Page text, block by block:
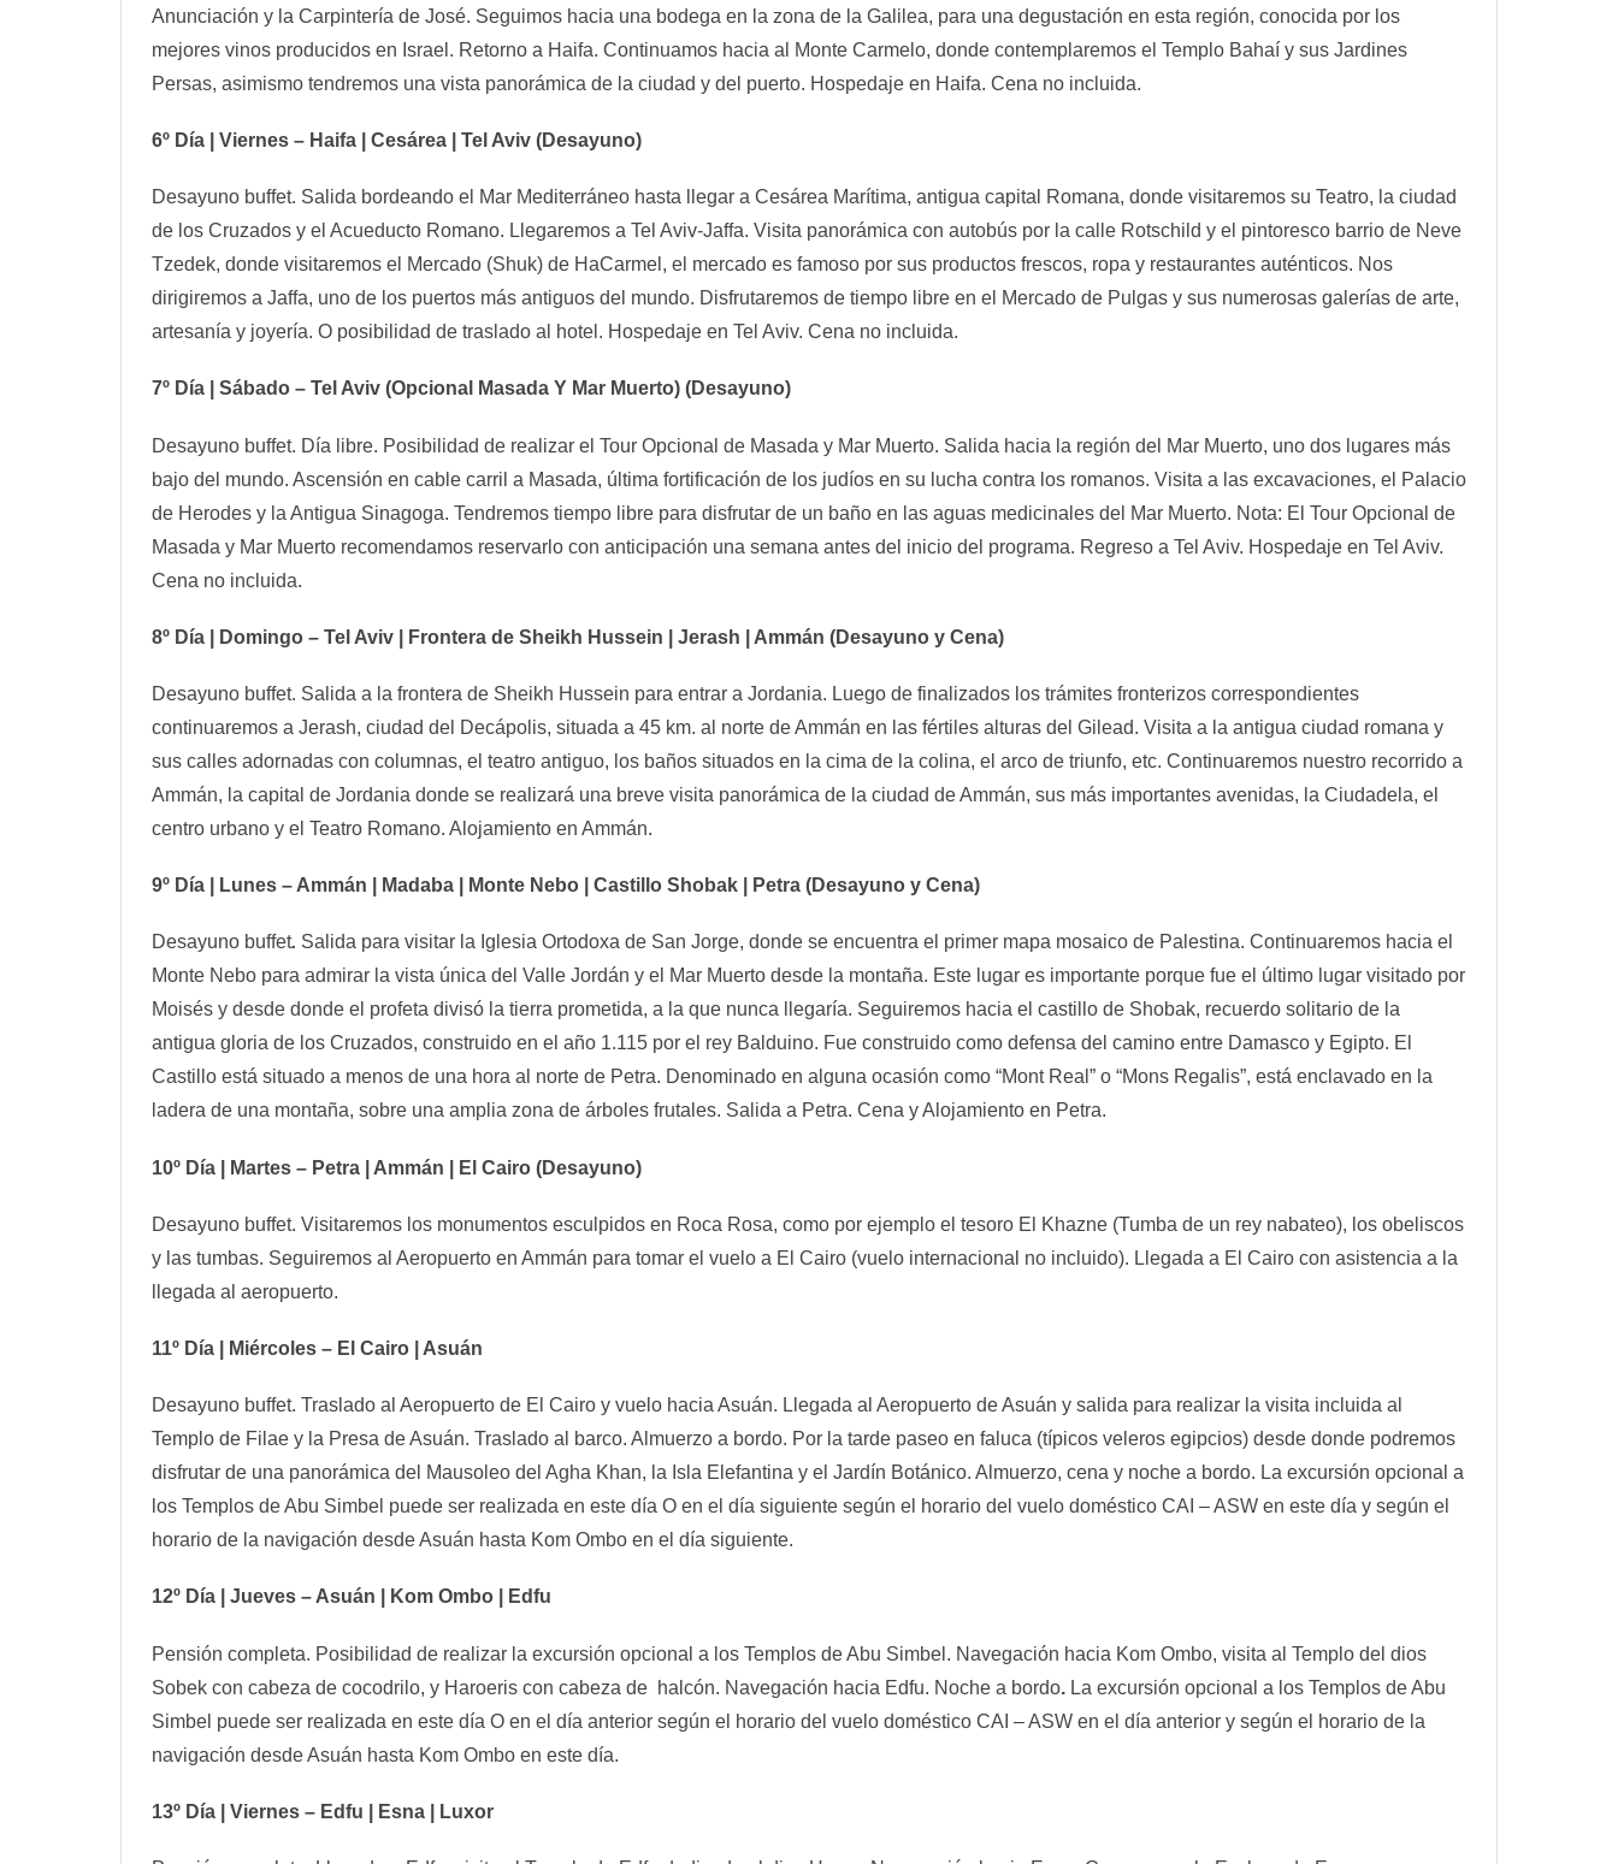
Anunciación y la Carpintería de José. Seguimos hacia una bodega en la zona de la Galilea, para una degustación en esta región, conocida por los
mejores vinos producidos en Israel. Retorno a Haifa. Continuamos hacia al Monte Carmelo, donde contemplaremos el Templo Bahaí y sus Jardines
Persas, asimismo tendremos una vista panorámica de la ciudad y del puerto. Hospedaje en Haifa. Cena no incluida.
6º Día | Viernes – Haifa | Cesárea | Tel Aviv (Desayuno)
Desayuno buffet. Salida bordeando el Mar Mediterráneo hasta llegar a Cesárea Marítima, antigua capital Romana, donde visitaremos su Teatro, la ciudad
de los Cruzados y el Acueducto Romano. Llegaremos a Tel Aviv-Jaffa. Visita panorámica con autobús por la calle Rotschild y el pintoresco barrio de Neve
Tzedek, donde visitaremos el Mercado (Shuk) de HaCarmel, el mercado es famoso por sus productos frescos, ropa y restaurantes auténticos. Nos
dirigiremos a Jaffa, uno de los puertos más antiguos del mundo. Disfrutaremos de tiempo libre en el Mercado de Pulgas y sus numerosas galerías de arte,
artesanía y joyería. O posibilidad de traslado al hotel. Hospedaje en Tel Aviv. Cena no incluida.
7º Día | Sábado – Tel Aviv (Opcional Masada Y Mar Muerto) (Desayuno)
Desayuno buffet. Día libre. Posibilidad de realizar el Tour Opcional de Masada y Mar Muerto. Salida hacia la región del Mar Muerto, uno dos lugares más
bajo del mundo. Ascensión en cable carril a Masada, última fortificación de los judíos en su lucha contra los romanos. Visita a las excavaciones, el Palacio
de Herodes y la Antigua Sinagoga. Tendremos tiempo libre para disfrutar de un baño en las aguas medicinales del Mar Muerto. Nota: El Tour Opcional de
Masada y Mar Muerto recomendamos reservarlo con anticipación una semana antes del inicio del programa. Regreso a Tel Aviv. Hospedaje en Tel Aviv.
Cena no incluida.
8º Día | Domingo – Tel Aviv | Frontera de Sheikh Hussein | Jerash | Ammán (Desayuno y Cena)
Desayuno buffet. Salida a la frontera de Sheikh Hussein para entrar a Jordania. Luego de finalizados los trámites fronterizos correspondientes
continuaremos a Jerash, ciudad del Decápolis, situada a 45 km. al norte de Ammán en las fértiles alturas del Gilead. Visita a la antigua ciudad romana y
sus calles adornadas con columnas, el teatro antiguo, los baños situados en la cima de la colina, el arco de triunfo, etc. Continuaremos nuestro recorrido a
Ammán, la capital de Jordania donde se realizará una breve visita panorámica de la ciudad de Ammán, sus más importantes avenidas, la Ciudadela, el
centro urbano y el Teatro Romano. Alojamiento en Ammán.
9º Día | Lunes – Ammán | Madaba | Monte Nebo | Castillo Shobak | Petra (Desayuno y Cena)
Desayuno buffet. Salida para visitar la Iglesia Ortodoxa de San Jorge, donde se encuentra el primer mapa mosaico de Palestina. Continuaremos hacia el
Monte Nebo para admirar la vista única del Valle Jordán y el Mar Muerto desde la montaña. Este lugar es importante porque fue el último lugar visitado por
Moisés y desde donde el profeta divisó la tierra prometida, a la que nunca llegaría. Seguiremos hacia el castillo de Shobak, recuerdo solitario de la
antigua gloria de los Cruzados, construido en el año 1.115 por el rey Balduino. Fue construido como defensa del camino entre Damasco y Egipto. El
Castillo está situado a menos de una hora al norte de Petra. Denominado en alguna ocasión como “Mont Real” o “Mons Regalis”, está enclavado en la
ladera de una montaña, sobre una amplia zona de árboles frutales. Salida a Petra. Cena y Alojamiento en Petra.
10º Día | Martes – Petra | Ammán | El Cairo (Desayuno)
Desayuno buffet. Visitaremos los monumentos esculpidos en Roca Rosa, como por ejemplo el tesoro El Khazne (Tumba de un rey nabateo), los obeliscos
y las tumbas. Seguiremos al Aeropuerto en Ammán para tomar el vuelo a El Cairo (vuelo internacional no incluido). Llegada a El Cairo con asistencia a la
llegada al aeropuerto.
11º Día | Miércoles – El Cairo | Asuán
Desayuno buffet. Traslado al Aeropuerto de El Cairo y vuelo hacia Asuán. Llegada al Aeropuerto de Asuán y salida para realizar la visita incluida al
Templo de Filae y la Presa de Asuán. Traslado al barco. Almuerzo a bordo. Por la tarde paseo en faluca (típicos veleros egipcios) desde donde podremos
disfrutar de una panorámica del Mausoleo del Agha Khan, la Isla Elefantina y el Jardín Botánico. Almuerzo, cena y noche a bordo. La excursión opcional a
los Templos de Abu Simbel puede ser realizada en este día O en el día siguiente según el horario del vuelo doméstico CAI – ASW en este día y según el
horario de la navigación desde Asuán hasta Kom Ombo en el día siguiente.
12º Día | Jueves – Asuán | Kom Ombo | Edfu
Pensión completa. Posibilidad de realizar la excursión opcional a los Templos de Abu Simbel. Navegación hacia Kom Ombo, visita al Templo del dios
Sobek con cabeza de cocodrilo, y Haroeris con cabeza de halcón. Navegación hacia Edfu. Noche a bordo. La excursión opcional a los Templos de Abu
Simbel puede ser realizada en este día O en el día anterior según el horario del vuelo doméstico CAI – ASW en el día anterior y según el horario de la
navigación desde Asuán hasta Kom Ombo en este día.
13º Día | Viernes – Edfu | Esna | Luxor